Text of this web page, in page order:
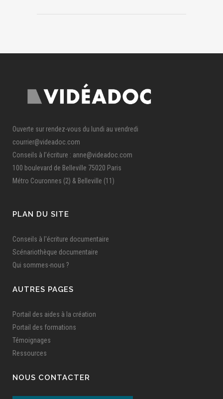
Ouverte sur rendez-vous du lundi au vendredi
courrier@videadoc.com
Conseils à l’écriture : anne@videadoc.com
100 boulevard de Belleville 75020 Paris
Métro Couronnes (2) & Belleville (11)
PLAN DU SITE
Conseils à l'écriture documentaire
Scénariothèque documentaire
Qui sommes-nous ?
AUTRES PAGES
Portail des aides à la création
Portail des formations
Témoignages
Ressources
NOUS CONTACTER